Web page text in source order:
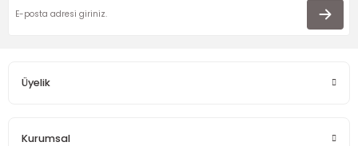
Ürün bilgilerinde hatalar bulunuyor.
Üyelik
Kurumsal